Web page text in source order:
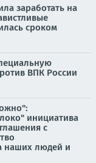
заработать на
сроком
ВПК России
инициатива
с
наших людей и